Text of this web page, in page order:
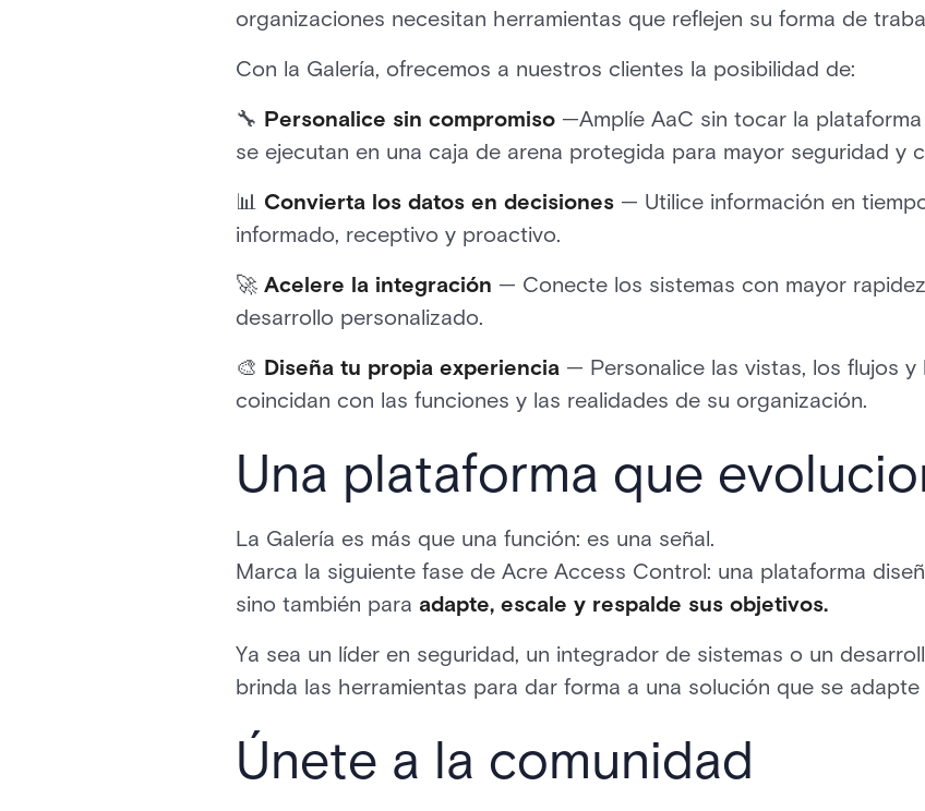
organizaciones necesitan herramientas que reflejen su forma de
Con la Galería, ofrecemos a nuestros clientes la posibilidad de:
🔧 Personalice sin compromiso —Amplíe AaC sin tocar la
se ejecutan en una caja de arena protegida para mayor seguridad y
📊 Convierta los datos en decisiones — Utilice información en
informado, receptivo y proactivo.
🚀 Acelere la integración — Conecte los sistemas con mayor
desarrollo personalizado.
🎨 Diseña tu propia experiencia — Personalice las vistas, los flujos
coincidan con las funciones y las realidades de su organización.
Una plataforma que
La Galería es más que una función: es una señal.
Marca la siguiente fase de Acre Access Control: una plataforma
sino también para adapte, escale y respalde sus objetivos.
Ya sea un líder en seguridad, un integrador de sistemas o un
brinda las herramientas para dar forma a una solución que se adapte
Únete a la comunidad